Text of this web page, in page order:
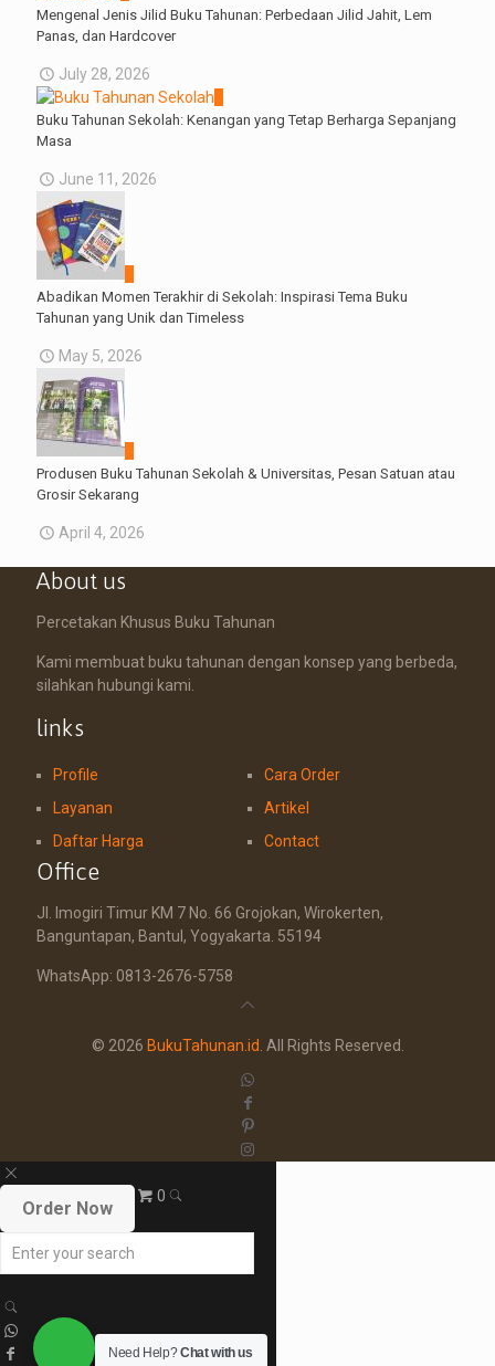
Mengenal Jenis Jilid Buku Tahunan: Perbedaan Jilid Jahit, Lem
Panas, dan Hardcover
July 28, 2026
Buku Tahunan Sekolah: Kenangan yang Tetap Berharga Sepanjang
Masa
June 11, 2026
Abadikan Momen Terakhir di Sekolah: Inspirasi Tema Buku
Tahunan yang Unik dan Timeless
May 5, 2026
Produsen Buku Tahunan Sekolah & Universitas, Pesan Satuan atau
Grosir Sekarang
April 4, 2026
About us
Percetakan Khusus Buku Tahunan
Kami membuat buku tahunan dengan konsep yang berbeda,
silahkan hubungi kami.
links
Profile
Layanan
Daftar Harga
Cara Order
Artikel
Contact
Office
Jl. Imogiri Timur KM 7 No. 66 Grojokan, Wirokerten,
Banguntapan, Bantul, Yogyakarta. 55194
WhatsApp: 0813-2676-5758
© 2026 BukuTahunan.id . All Rights Reserved.
Order Now
0
Need Help?Chat with us